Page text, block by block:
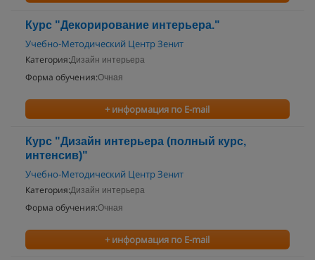
Курс "Декорирование интерьера."
Учебно-Методический Центр Зенит
Категория:Дизайн интерьера
Форма обучения:Очная
+ информация по E-mail
Курс "Дизайн интерьера (полный курс,
интенсив)"
Учебно-Методический Центр Зенит
Категория:Дизайн интерьера
Форма обучения:Очная
+ информация по E-mail